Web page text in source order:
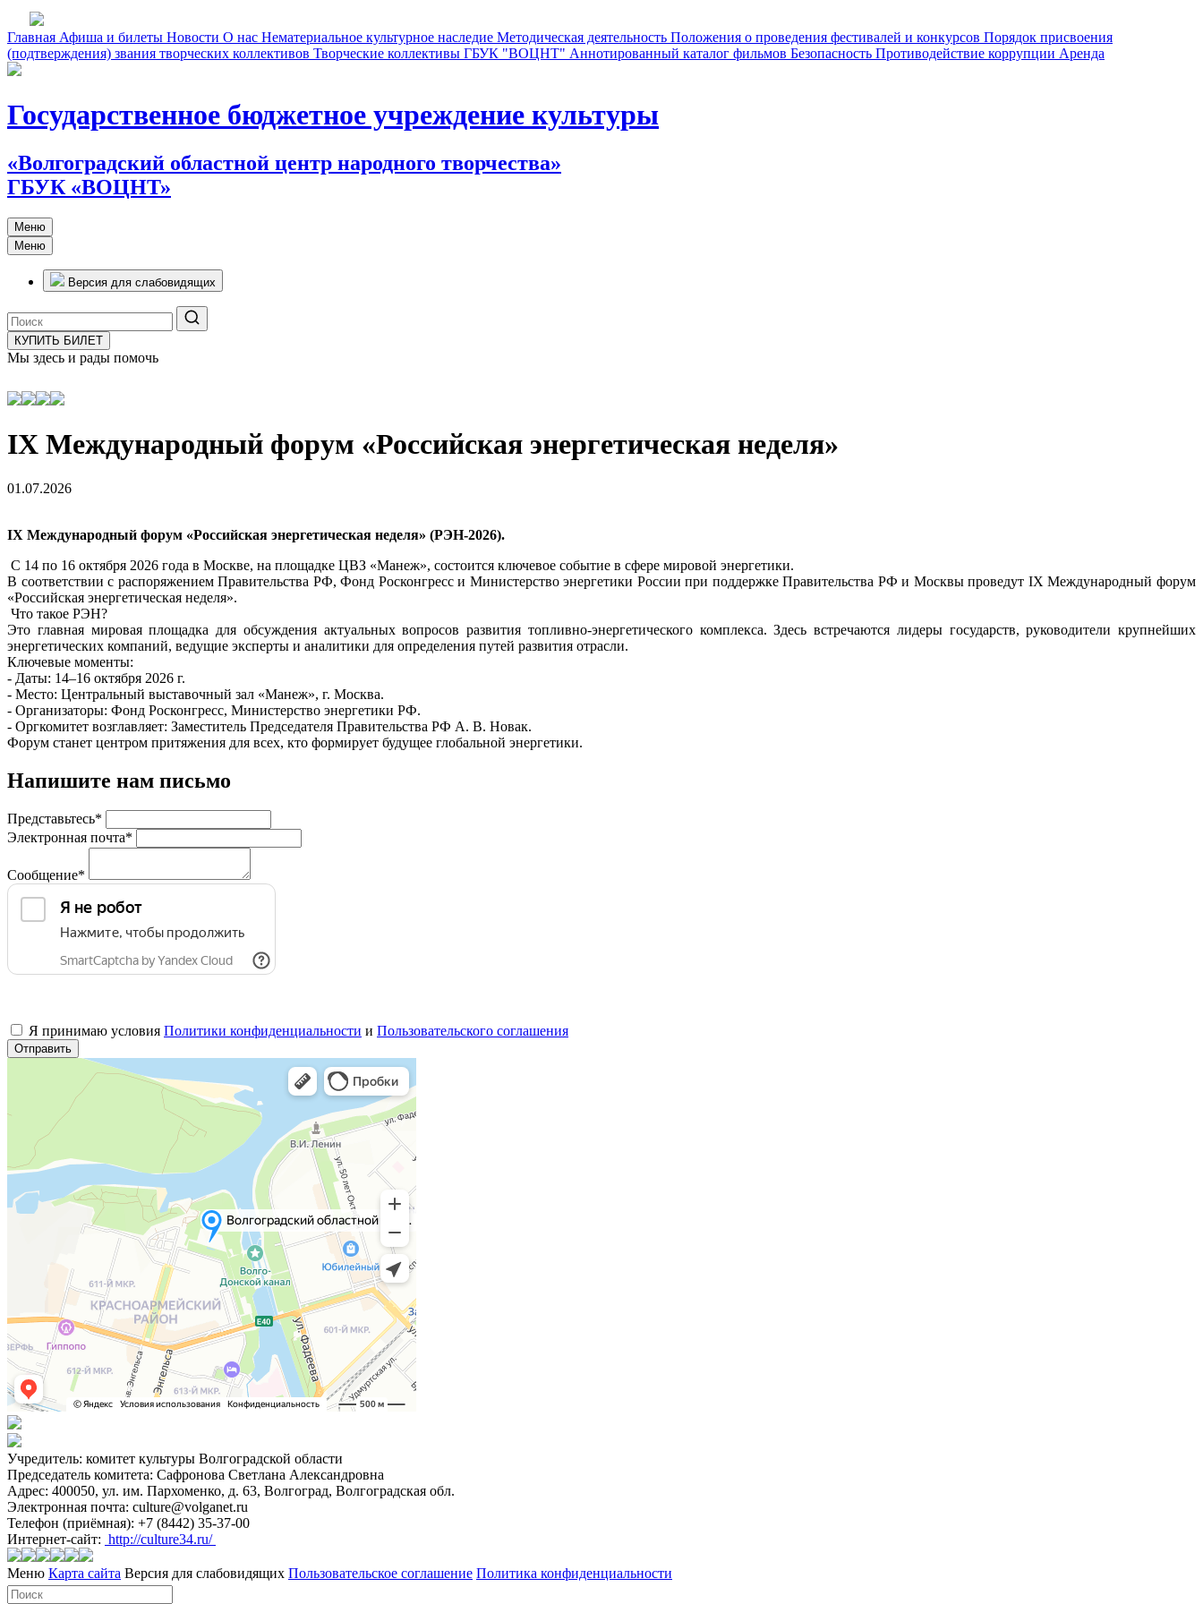
Главная Афиша и билеты Новости О нас Нематериальное культурное наследие Методическая деятельность Положения о проведения фестивалей и конкурсов Порядок присвоения
(подтверждения) звания творческих коллективов Творческие коллективы ГБУК "ВОЦНТ" Аннотированный каталог фильмов Безопасность Противодействие коррупции Аренда
Государственное бюджетное учреждение культуры
«Волгоградский областной центр народного творчества»
ГБУК «ВОЦНТ»
Меню
Меню
Версия для слабовидящих
КУПИТЬ БИЛЕТ
Мы здесь и рады помочь
IХ Международный форум «Российская энергетическая неделя»
01.07.2026
IХ Международный форум «Российская энергетическая неделя» (РЭН-2026).
С 14 по 16 октября 2026 года в Москве, на площадке ЦВЗ «Манеж», состоится ключевое событие в сфере мировой энергетики.
В соответствии с распоряжением Правительства РФ, Фонд Росконгресс и Министерство энергетики России при поддержке Правительства РФ и Москвы проведут IХ Международный форум
«Российская энергетическая неделя».
Что такое РЭН?
Это главная мировая площадка для обсуждения актуальных вопросов развития топливно-энергетического комплекса. Здесь встречаются лидеры государств, руководители крупнейших
энергетических компаний, ведущие эксперты и аналитики для определения путей развития отрасли.
Ключевые моменты:
- Даты: 14–16 октября 2026 г.
- Место: Центральный выставочный зал «Манеж», г. Москва.
- Организаторы: Фонд Росконгресс, Министерство энергетики РФ.
- Оргкомитет возглавляет: Заместитель Председателя Правительства РФ А. В. Новак.
Форум станет центром притяжения для всех, кто формирует будущее глобальной энергетики.
Напишите нам письмо
Представьтесь*
Электронная почта*
Сообщение*
Я принимаю условия Политики конфиденциальности и Пользовательского соглашения
Отправить
Учредитель: комитет культуры Волгоградской области
Председатель комитета: Сафронова Светлана Александровна
Адрес: 400050, ул. им. Пархоменко, д. 63, Волгоград, Волгоградская обл.
Электронная почта: culture@volganet.ru
Телефон (приёмная): +7 (8442) 35-37-00
Интернет-сайт: http://culture34.ru/
Меню Карта сайта Версия для слабовидящих Пользовательское соглашение Политика конфиденциальности